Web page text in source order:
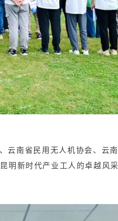
云南省民用无人机协会、云
明新时代产业工人的卓越风